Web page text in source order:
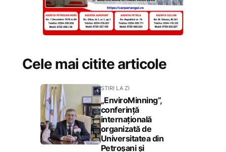
Cele mai citite articole
STIRI LA ZI
„EnviroMinning”,
conferință
internațională
organizată de
Universitatea din
Petroșani și